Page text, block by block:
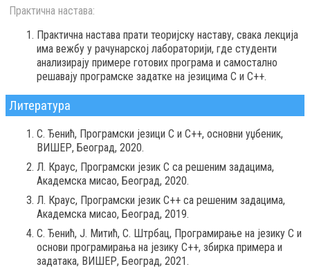
Практична настава:
Практична настава прати теоријску наставу, свака лекција
има вежбу у рачунарској лабораторији, где студенти
анализирају примере готових програма и самостално
решавају програмске задатке на језицима C и C++.
Литература
С. Ђенић, Програмски језици C и C++, основни уџбеник,
ВИШЕР, Београд, 2020.
Л. Краус, Програмски језик C са решеним задацима,
Академска мисао, Београд, 2020.
Л. Краус, Програмски језик C++ са решеним задацима,
Академска мисао, Београд, 2019.
С. Ђенић, Ј. Митић, С. Штрбац, Програмирање на језику C и
основи програмирања на језику C++, збирка примера и
задатака, ВИШЕР, Београд, 2021.